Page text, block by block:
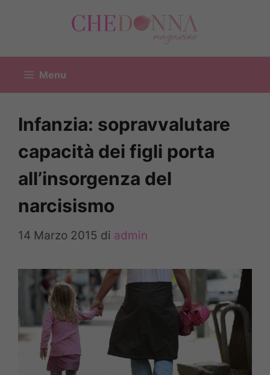
Menu
Infanzia: sopravvalutare
capacità dei figli porta
all’insorgenza del
narcisismo
14 Marzo 2015 di admin